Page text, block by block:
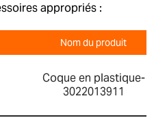
appropriés :
Nom du produit
Coque en plastique-
3022013911